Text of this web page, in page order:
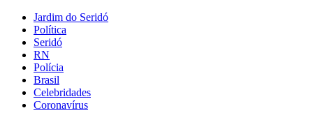
Jardim do Seridó
Política
Seridó
RN
Polícia
Brasil
Celebridades
Coronavírus